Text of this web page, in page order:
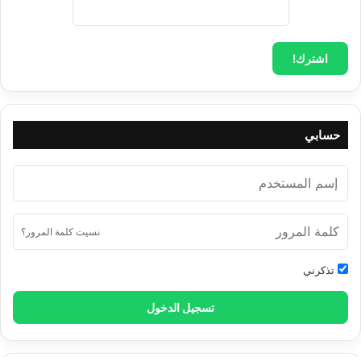
إضافة إلى السلة
$0.00
إضافة إلى السلة
$0.00
حسابي
نسيت كلمة المرور؟
تذكرني
تسجيل الدخول